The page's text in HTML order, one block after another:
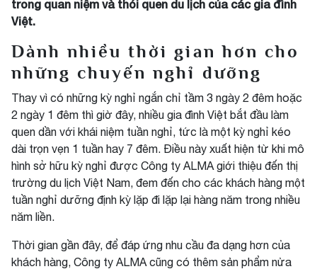
trong quan niệm và thói quen du lịch của các gia đình
Việt.
Dành nhiều thời gian hơn cho
những chuyến nghỉ dưỡng
Thay vì có những kỳ nghỉ ngắn chỉ tầm 3 ngày 2 đêm hoặc
2 ngày 1 đêm thì giờ đây, nhiều gia đình Việt bắt đầu làm
quen dần với khái niệm tuần nghỉ, tức là một kỳ nghỉ kéo
dài trọn vẹn 1 tuần hay 7 đêm. Điều này xuất hiện từ khi mô
hình sở hữu kỳ nghỉ được Công ty ALMA giới thiệu đến thị
trường du lịch Việt Nam, đem đến cho các khách hàng một
tuần nghỉ dưỡng định kỳ lặp đi lặp lại hàng năm trong nhiều
năm liền.
Thời gian gần đây, để đáp ứng nhu cầu đa dạng hơn của
khách hàng, Công ty ALMA cũng có thêm sản phẩm nửa